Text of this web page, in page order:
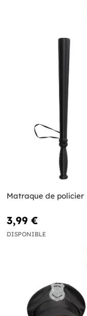
Matraque de policier
3,99 €
DISPONIBLE